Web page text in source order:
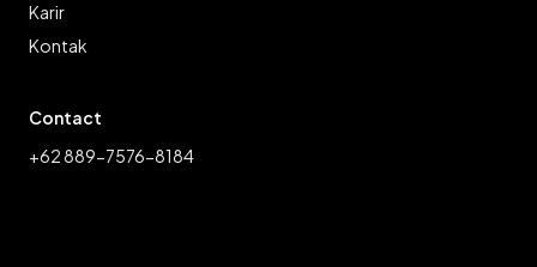
Karir
Kontak
Contact
+62 889-7576-8184